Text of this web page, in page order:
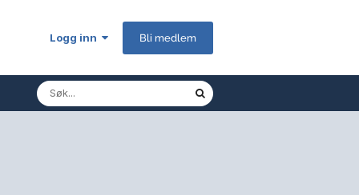
Logg inn Bli medlem